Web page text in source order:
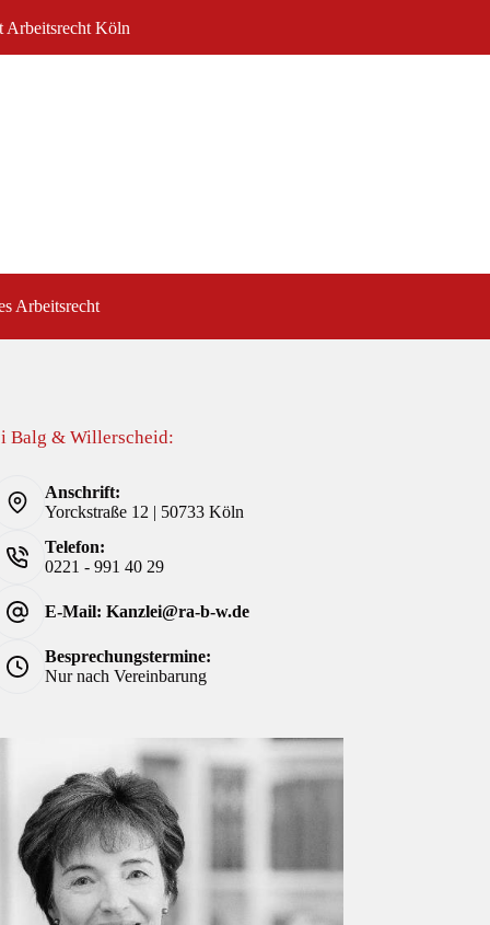
Arbeitsrecht Köln
Arbeitsrecht
Balg & Willerscheid:
Anschrift:
Yorckstraße 12 | 50733 Köln
Telefon:
0221 - 991 40 29
E-Mail: Kanzlei@ra-b-w.de
Besprechungstermine:
Nur nach Vereinbarung